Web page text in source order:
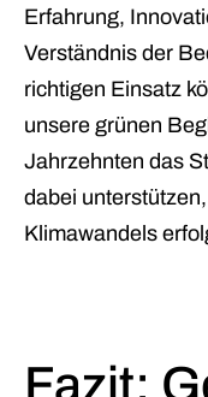
Erfahrung,
Verständnis der
richtigen Einsatz
unsere grünen
Jahrzehnten das
dabei
Klimawandels
Fazit: